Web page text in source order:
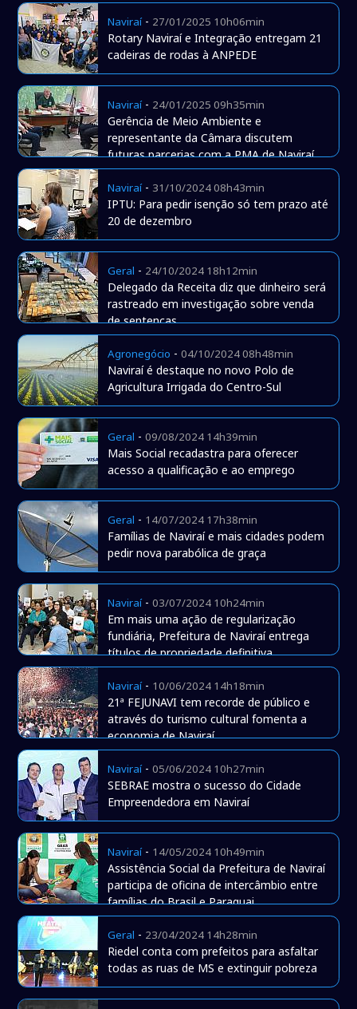
Naviraí- 27/01/2025 10h06min
Rotary Naviraí e Integração entregam 21
cadeiras de rodas à ANPEDE
Naviraí- 24/01/2025 09h35min
Gerência de Meio Ambiente e
representante da Câmara discutem
futuras parcerias com a PMA de Naviraí
Naviraí- 31/10/2024 08h43min
IPTU: Para pedir isenção só tem prazo até
20 de dezembro
Geral - 24/10/2024 18h12min
Delegado da Receita diz que dinheiro será
rastreado em investigação sobre venda
de sentenças
Agronegócio -04/10/2024 08h48min
Naviraí é destaque no novo Polo de
Agricultura Irrigada do Centro-Sul
Geral -09/08/2024 14h39min
Mais Social recadastra para oferecer
acesso a qualificação e ao emprego
Geral - 14/07/2024 17h38min
Famílias de Naviraí e mais cidades podem
pedir nova parabólica de graça
Naviraí-03/07/2024 10h24min
Em mais uma ação de regularização
fundiária, Prefeitura de Naviraí entrega
títulos de propriedade definitiva
Naviraí- 10/06/2024 14h18min
21ª FEJUNAVI tem recorde de público e
através do turismo cultural fomenta a
economia de Naviraí
Naviraí-05/06/2024 10h27min
SEBRAE mostra o sucesso do Cidade
Empreendedora em Naviraí
Naviraí- 14/05/2024 10h49min
Assistência Social da Prefeitura de Naviraí
participa de oficina de intercâmbio entre
famílias do Brasil e Paraguai
Geral - 23/04/2024 14h28min
Riedel conta com prefeitos para asfaltar
todas as ruas de MS e extinguir pobreza